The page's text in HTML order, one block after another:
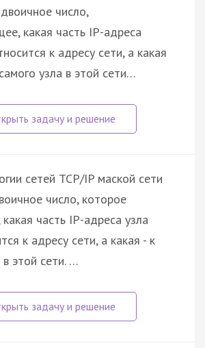
число,
какая часть IP-адреса
к адресу сети, а какая
узла в этой сети…
сетей TCP/IP маской сети
число, которое
часть IP-адреса узла
к адресу сети, а какая - к
в этой сети. …